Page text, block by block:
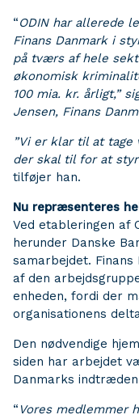
“ODIN har allerede
Finans Danmark i
på tværs af hele
økonomisk
100 mia. kr. årligt,”
Jensen, Finans
”Vi er klar til at tage
der skal til for at
tilføjer han.
Nu repræsenteres
Ved etableringen af
herunder Danske
samarbejdet.
af den
enheden, fordi der
organisationens
Den nødvendige
siden har arbejdet
Danmarks
“ Vores medlemmer